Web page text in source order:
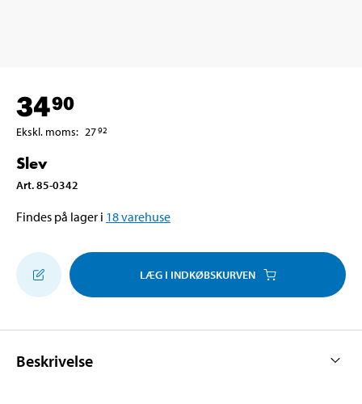
3490
Ekskl. moms: 2792
Slev
Art.85-0342
Findes på lager i 18varehuse
LÆG I INDKØBSKURVEN
Beskrivelse